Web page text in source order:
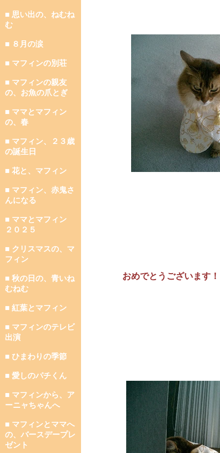
■ 思い出の、ねむね
む
■ ８月の涙
■ マフィンの別荘
■ マフィンの親友
の、お魚の爪とぎ
■ ママとマフィン
の、春
■ マフィン、２３歳
の誕生日
■ 花と、マフィン
■ マフィン、赤鬼さ
んになる
■ ママとマフィン
２０２５
■ クリスマスの、マ
フィン
■ 秋の日の、青いね
むねむ
■ 紅葉とマフィン
■ マフィンのテレビ
出演
■ ひまわりの季節
■ 愛しのパチくん
■ マフィンから、ア
ーニャちゃんへ
■ マフィンとママへ
の、バースデープレ
ゼント
おめでとうございます！